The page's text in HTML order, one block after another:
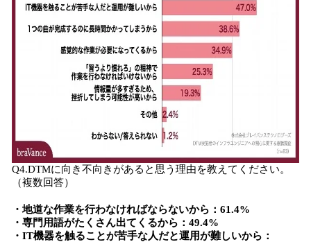
Q4.DTMに向き不向きがあると思う理由を教えてください。
（複数回答）
・地道な作業を行わなければならないから：61.4%
・専門用語がたくさん出てくるから：49.4%
・IT機器を触ることが苦手な人だと運用が難しいから：